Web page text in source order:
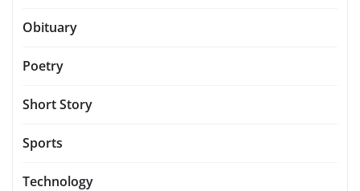
Obituary
Poetry
Short Story
Sports
Technology